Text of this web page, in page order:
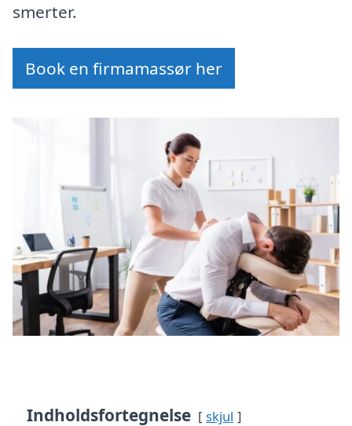
smerter.
Book en firmamassør her
Indholdsfortegnelse skjul